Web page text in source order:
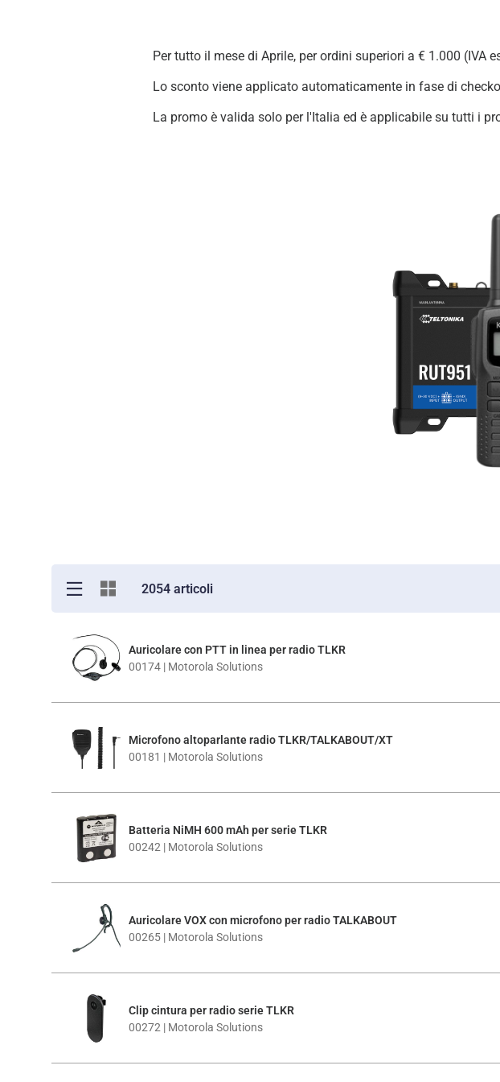
Per tutto il mese di Aprile, per ordini superiori a € 1.000 (IVA
Lo sconto viene applicato automaticamente in fase di
La promo è valida solo per l'Italia ed è applicabile su tutti i
2054 articoli
Auricolare con PTT in linea per radio TLKR
00174 | Motorola Solutions
Microfono altoparlante radio TLKR/TALKABOUT/XT
00181 | Motorola Solutions
Batteria NiMH 600 mAh per serie TLKR
00242 | Motorola Solutions
Auricolare VOX con microfono per radio TALKABOUT
00265 | Motorola Solutions
Clip cintura per radio serie TLKR
00272 | Motorola Solutions